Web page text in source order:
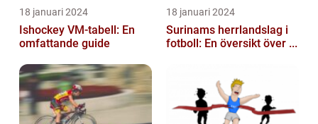
18 januari 2024
Ishockey VM-tabell: En
omfattande guide
18 januari 2024
Surinams herrlandslag i
fotboll: En översikt över ...